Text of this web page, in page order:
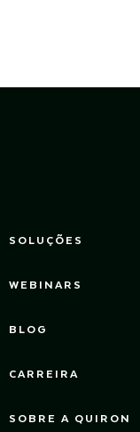
SOLUÇÕES
WEBINARS
BLOG
CARREIRA
SOBRE A QUIRON